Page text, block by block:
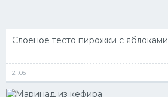
Слоеное тесто пирожки с яблоками
21.05